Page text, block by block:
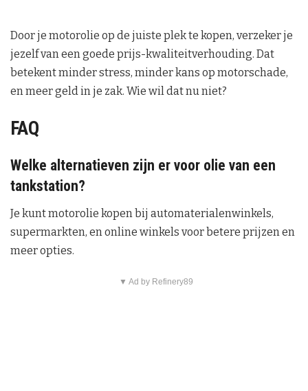
Door je motorolie op de juiste plek te kopen, verzeker je
jezelf van een goede prijs-kwaliteitverhouding. Dat
betekent minder stress, minder kans op motorschade,
en meer geld in je zak. Wie wil dat nu niet?
FAQ
Welke alternatieven zijn er voor olie van een
tankstation?
Je kunt motorolie kopen bij automaterialenwinkels,
supermarkten, en online winkels voor betere prijzen en
meer opties.
▼ Ad by Refinery89